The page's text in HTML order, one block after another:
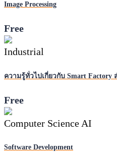
Image Processing
Free
Industrial
ความรู้ทั่วไปเกี่ยวกับ Smart
Free
Computer Science AI
Software Development